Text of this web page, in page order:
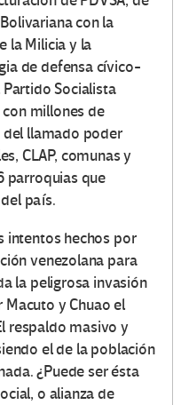
con la
la Milicia y la
de defensa cívico-
Socialista
con millones de
llamado poder
CLAP, comunas y
parroquias que
país.
intentos hechos por
venezolana para
la peligrosa invasión
y Chuao el
respaldo masivo y
el de la población
¿Puede ser ésta
o alianza de